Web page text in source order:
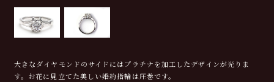
大きなダイヤモンドのサイドにはプラチナを加工したデザインが光りま
す。お花に見立てた美しい婚約指輪は圧巻です。